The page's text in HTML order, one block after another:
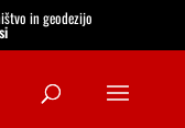
in geodezijo